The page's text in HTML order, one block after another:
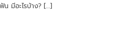
มีอะไรบ้าง? [...]